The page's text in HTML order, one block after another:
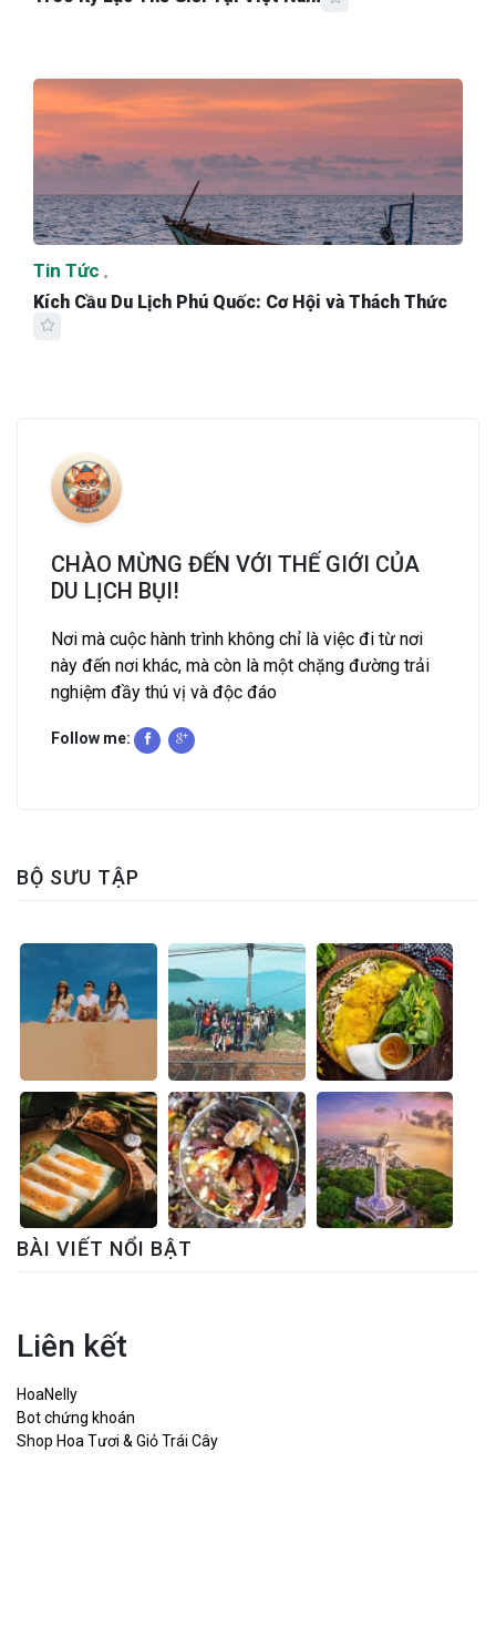
Tin Tức
Kích Cầu Du Lịch Phú Quốc: Cơ Hội và Thách Thức
CHÀO MỪNG ĐẾN VỚI THẾ GIỚI CỦA
DU LỊCH BỤI!
Nơi mà cuộc hành trình không chỉ là việc đi từ nơi
này đến nơi khác, mà còn là một chặng đường trải
nghiệm đầy thú vị và độc đáo
Follow me:
BỘ SƯU TẬP
BÀI VIẾT NỔI BẬT
Liên kết
HoaNelly
Bot chứng khoán
Shop Hoa Tươi & Giỏ Trái Cây